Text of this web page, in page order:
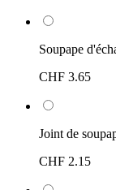
Soupape
CHF 3.65
Joint de
CHF 2.15